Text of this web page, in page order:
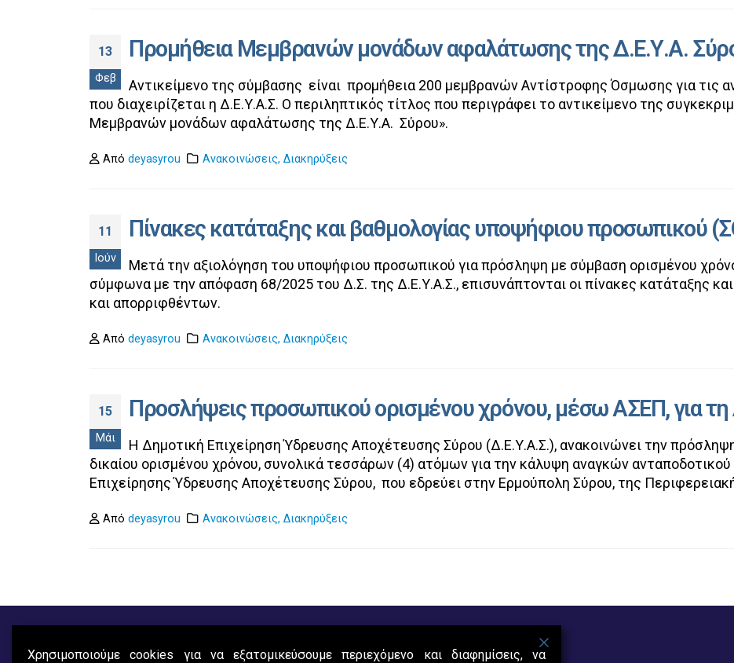
13
Φεβ
Προμήθεια Μεμβρανών μονάδων αφαλάτωσης της Δ.Ε.Υ.Α.
Αντικείμενο της σύμβασης είναι προμήθεια 200 μεμβρανών Αντίστροφης Όσμωσης για
που διαχειρίζεται η Δ.Ε.Υ.Α.Σ. Ο περιληπτικός τίτλος που περιγράφει το αντικείμενο της
Μεμβρανών μονάδων αφαλάτωσης της Δ.Ε.Υ.Α. Σύρου».
Από deyasyrou Ανακοινώσεις, Διακηρύξεις
11
Ιούν
Πίνακες κατάταξης και βαθμολογίας υποψήφιου προσωπικού
Μετά την αξιολόγηση του υποψήφιου προσωπικού για πρόσληψη με σύμβαση ορισμένου
σύμφωνα με την απόφαση 68/2025 του Δ.Σ. της Δ.Ε.Υ.Α.Σ., επισυνάπτονται οι πίνακες κατάταξης
και απορριφθέντων.
Από deyasyrou Ανακοινώσεις, Διακηρύξεις
15
Μάι
Προσλήψεις προσωπικού ορισμένου χρόνου, μέσω ΑΣΕΠ, για
Η Δημοτική Επιχείρηση Ύδρευσης Αποχέτευσης Σύρου (Δ.Ε.Υ.Α.Σ.), ανακοινώνει την
δικαίου ορισμένου χρόνου, συνολικά τεσσάρων (4) ατόμων για την κάλυψη αναγκών
Επιχείρησης Ύδρευσης Αποχέτευσης Σύρου, που εδρεύει στην Ερμούπολη Σύρου, της
Από deyasyrou Ανακοινώσεις, Διακηρύξεις
Χρησιμοποιούμε cookies για να εξατομικεύσουμε περιεχόμενο και διαφημίσεις, να